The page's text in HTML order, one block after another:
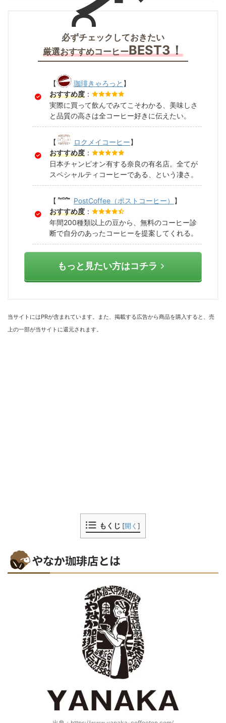
必ずチェックしておきたい
厳選おすすめコーヒーBEST3！
【 珈琲きゃろっと 】
おすすめ度 ：
実際に買って飲んでみてこそわかる、美味しさ
と品質の高さは全コーヒー好きに伝えたい。
【 ロクメイコーヒー】
おすすめ度 ：
日本チャンピオン有する奈良の有名店。全てが
スペシャルティコーヒーである、という凄さ。
【 PostCoffee（ポストコーヒー）
】
おすすめ度 ：
年間200種類以上の豆から、無料のコーヒー診
断で自分のあったコーヒーを提案してくれる。
もっと見たい方はコチラ
当サイトにはPRが含まれています。また、掲載する広告から商品を購入すると、売
上の一部が当サイトに還元されます。
もくじ [開く ]
やなか珈琲店とは